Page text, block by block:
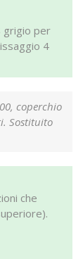
grigio per
4
coperchio
Sostituito
che